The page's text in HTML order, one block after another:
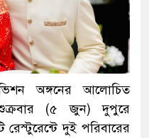
অঙ্গনের আলোচিত
শুক্রবার (৫ জুন) দুপুরে
দুই পরিবারের